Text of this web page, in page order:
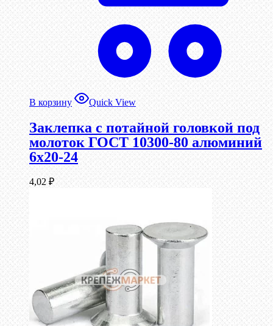
В корзину Quick View
Заклепка с потайной головкой под
молоток ГОСТ 10300-80 алюминий
6х20-24
4,02 ₽